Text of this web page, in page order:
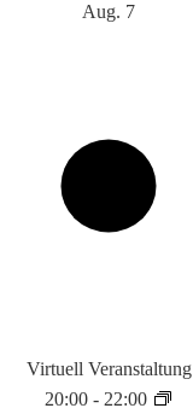
Aug. 7
Virtuell Veranstaltung
20:00- 22:00